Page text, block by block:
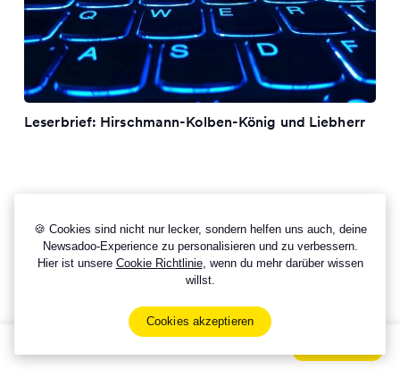
🍪 Cookies sind nicht nur lecker, sondern helfen uns auch, deine
Newsadoo-Experience zu personalisieren und zu verbessern.
Hier ist unsere Cookie Richtlinie, wenn du mehr darüber wissen
willst.
Cookies akzeptieren
Leserbrief: Hirschmann-Kolben-König und Liebherr